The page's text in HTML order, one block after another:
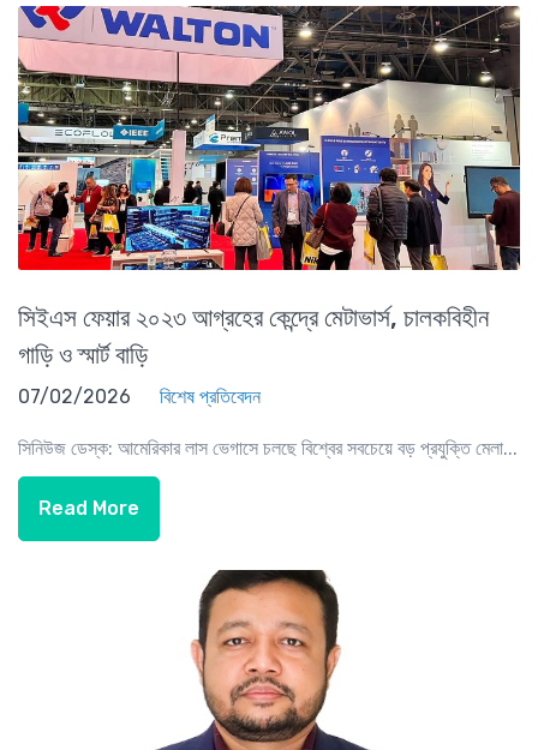
সিইএস ফেয়ার ২০২৩ আগ্রহের কেন্দ্রে মেটাভার্স, চালকবিহীন
গাড়ি ও স্মার্ট বাড়ি
07/02/2026 বিশেষ প্রতিবেদন
সিনিউজ ডেস্ক: আমেরিকার লাস ভেগাসে চলছে বিশ্বের সবচেয়ে বড় প্রযুক্তি মেলা...
Read More